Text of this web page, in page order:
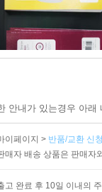
안내가 있는경우 아
이페이지 > 반품/교환 신
매자 배송 상품은 판매자
고 완료 후 10일 이내의